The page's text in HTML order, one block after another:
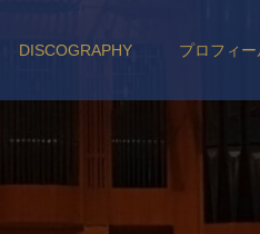
DISCOGRAPHY プロフィー